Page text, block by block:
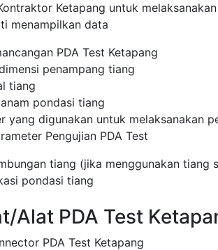
Ketapang untuk
menampilkan data
PDA Test Ketapang
penampang tiang
tiang
pondasi tiang
yang digunakan untuk melaksanakan
Pengujian PDA Test
tiang (jika menggunakan tiang
pondasi tiang
Alat PDA Test
PDA Test Ketapang